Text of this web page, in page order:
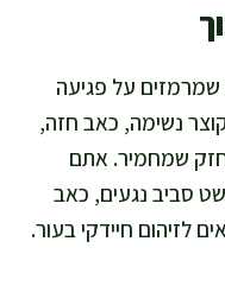
שמרמזים על פגיעה
נשימה, כאב חזה,
חזק שמחמיר. אתם
סביב נגעים, כאב
לזיהום חיידקי בעור.